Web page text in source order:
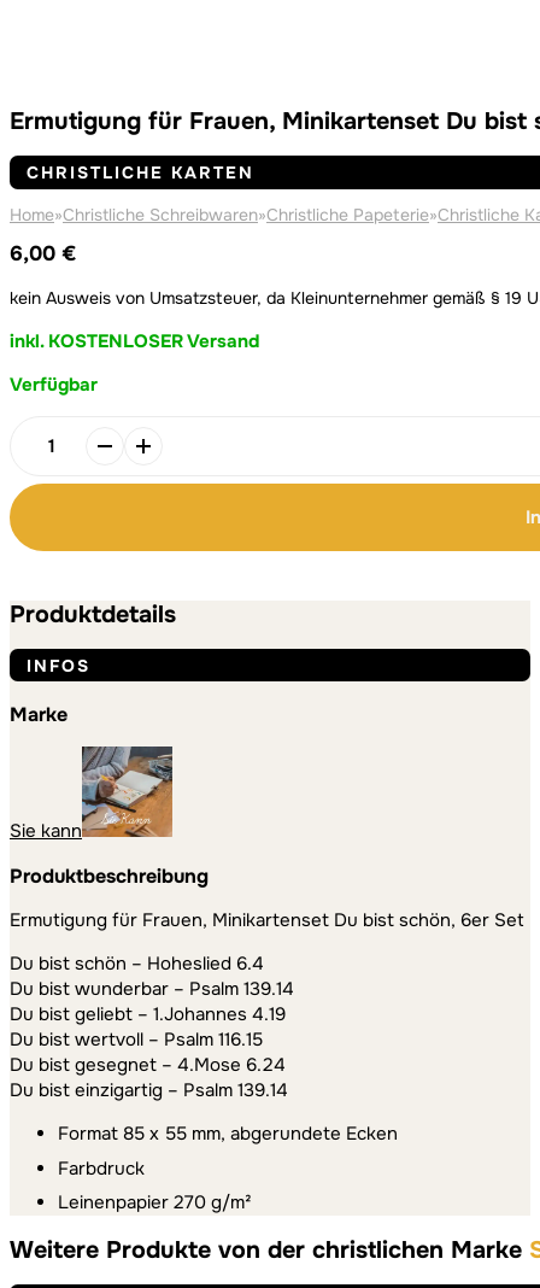
Ermutigung für Frauen, Minikartenset Du bist
CHRISTLICHE KARTEN
Home»Christliche Schreibwaren»Christliche Papeterie»Christliche
6,00 €
kein Ausweis von Umsatzsteuer, da Kleinunternehmer gemäß § 19
inkl. KOSTENLOSER Versand
Verfügbar
Ermutigung
für
Minikartenset
Du
schön,
Set
Menge
Produktdetails
INFOS
Marke
Sie kann
Produktbeschreibung
Ermutigung für Frauen, Minikartenset Du bist schön, 6er Set
Du bist schön – Hoheslied 6.4
Du bist wunderbar – Psalm 139.14
Du bist geliebt – 1.Johannes 4.19
Du bist wertvoll – Psalm 116.15
Du bist gesegnet – 4.Mose 6.24
Du bist einzigartig – Psalm 139.14
Format 85 x 55 mm, abgerundete Ecken
Farbdruck
Leinenpapier 270 g/m²
Weitere Produkte von der christlichen Marke